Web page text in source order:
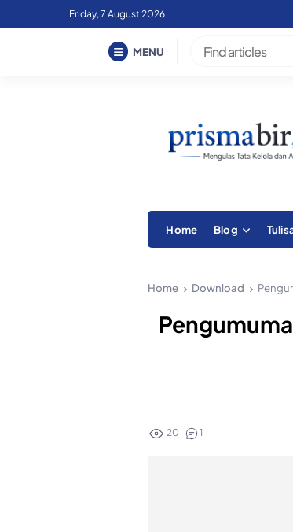
to
Friday, 7 August 2026
MENU
Home Blog
Home Download
20 1